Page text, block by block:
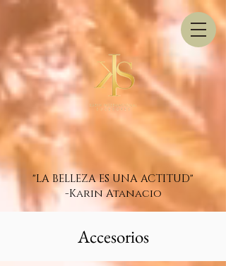
"LA BELLEZA ES UNA ACTITUD"
-Karin Atanacio
Accesorios